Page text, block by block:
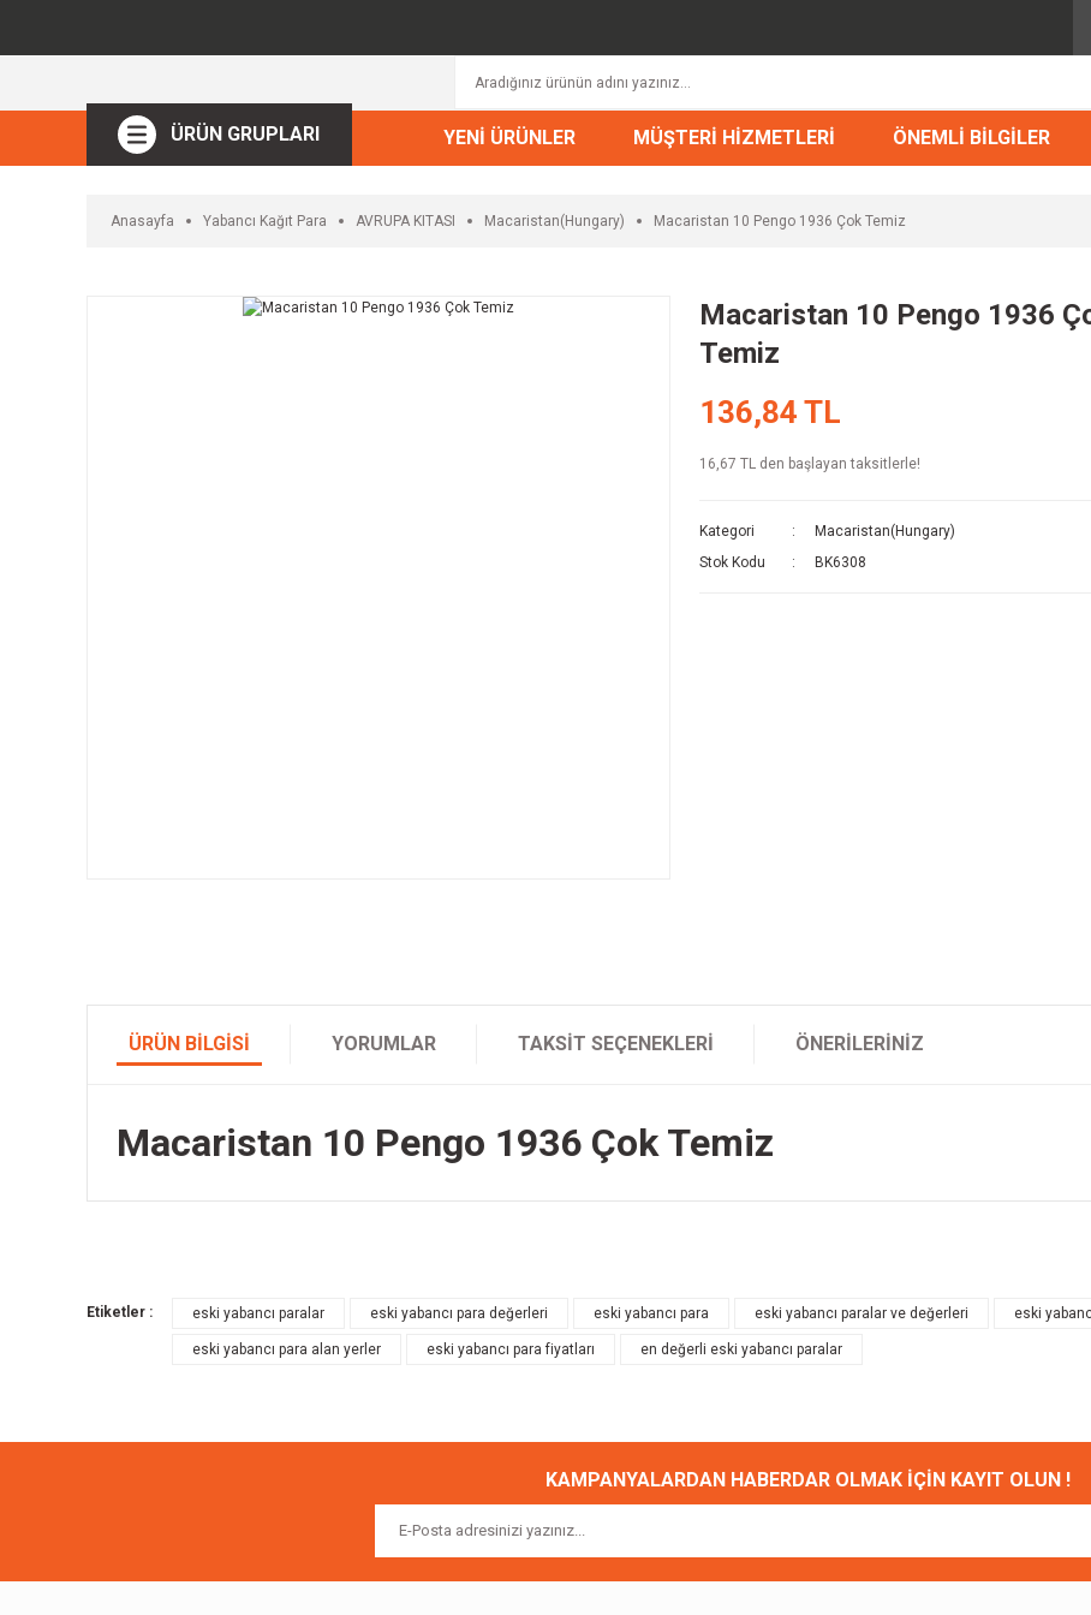
ÜRÜN GRUPLARI YENİ ÜRÜNLER MÜŞTERİ HİZMETLERİ ÖNEMLİ BİLGİLER
Anasayfa Yabancı Kağıt Para AVRUPA KITASI Macaristan(Hungary) Macaristan 10 Pengo 1936 Çok Temiz
Macaristan 10 Pengo 1936
Temiz
136,84 TL
16,67 TL den başlayan taksitlerle!
Kategori
Macaristan(Hungary)
Stok Kodu
BK6308
ÜRÜN BILGISI YORUMLAR TAKSIT SEÇENEKLERI ÖNERILERINIZ
Macaristan 10 Pengo 1936 Çok Temiz
Yorum Yaz
Ürün resmi kalitesiz, bozuk veya görüntülenemiyor.
Ürün açıklamasında eksik bilgiler bulunuyor.
Etiketler : eski yabancı paralar eski yabancı para değerleri eski yabancı para eski yabancı paralar ve değerleri eski
eski yabancı para alan yerler eski yabancı para fiyatları en değerli eski yabancı paralar
KAMPANYALARDAN HABERDAR OLMAK İÇİN KAYIT OLUN !